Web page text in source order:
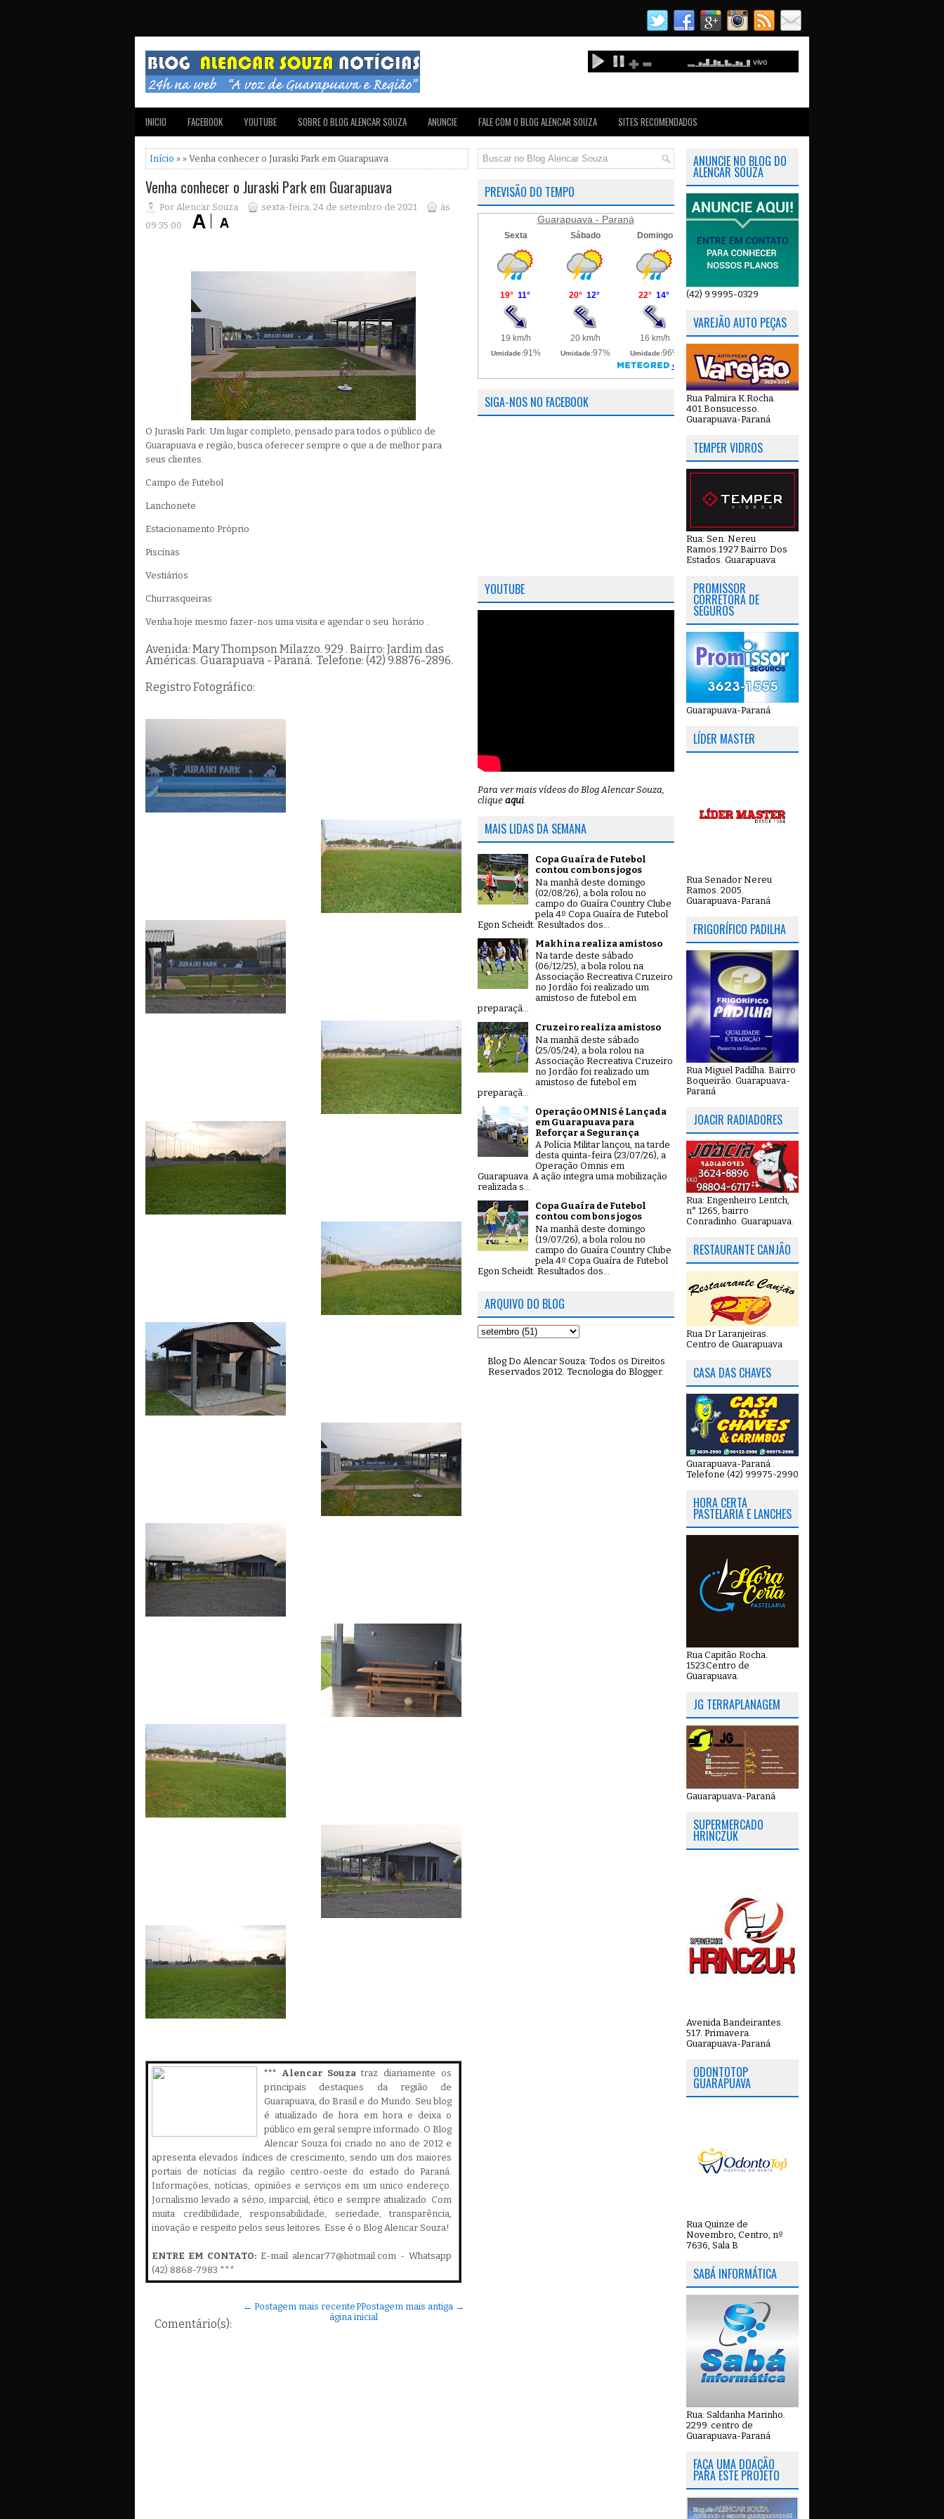
INICIO FACEBOOK YOUTUBE SOBRE O BLOG ALENCAR SOUZA ANUNCIE FALE COM O BLOG ALENCAR SOUZA SITES RECOMENDADOS
Início » » Venha conhecer o Juraski Park em Guarapuava
Venha conhecer o Juraski Park em Guarapuava
Por Alencar Souza sexta-feira, 24 de setembro de 2021
às
09:35:00
O Juraski Park: Um lugar completo, pensado para todos o público de
Guarapuava e região, busca oferecer sempre o que a de melhor para
seus clientes.
Campo de Futebol
Lanchonete
Estacionamento Próprio
Piscinas
Vestiários
Churrasqueiras
Venha hoje mesmo fazer-nos uma visita e agendar o seu horário .
Avenida: Mary Thompson Milazzo. 929 . Bairro: Jardim das
Américas. Guarapuava - Paraná. Telefone: (42) 9.8876-2896.
Registro Fotográfico:
*** Alencar Souza traz diariamente os
principais destaques da região de
Guarapuava, do Brasil e do Mundo. Seu blog
é atualizado de hora em hora e deixa o
público em geral sempre informado. O Blog
Alencar Souza foi criado no ano de 2012 e
apresenta elevados índices de crescimento, sendo um dos maiores
portais de notícias da região centro-oeste do estado do Paraná.
Informações, notícias, opiniões e serviços em um unico endereço.
Jornalismo levado a sério, imparcial, ético e sempre atualizado. Com
muita credibilidade, responsabilidade, seriedade, transparência,
inovação e respeito pelos seus leitores. Esse é o Blog Alencar Souza!
ENTRE EM CONTATO: E-mail alencar77@hotmail.com - Whatsapp
(42) 8868-7983 ***
Comentário(s):
← Postagem mais recente Postagem mais antiga →
P
ágina inicial
PREVISÃO DO TEMPO
Guarapuava - Paraná
SIGA-NOS NO FACEBOOK
YOUTUBE
Para ver mais vídeos do Blog Alencar Souza,
clique aqui.
MAIS LIDAS DA SEMANA
Copa Guaíra de Futebol
contou com bons jogos
Na manhã deste domingo
(02/08/26), a bola rolou no
campo do Guaíra Country Clube
pela 4º Copa Guaíra de Futebol
Egon Scheidt. Resultados dos...
Makhina realiza amistoso
Na tarde deste sábado
(06/12/25), a bola rolou na
Associação Recreativa Cruzeiro
no Jordão foi realizado um
amistoso de futebol em
preparaçã...
Cruzeiro realiza amistoso
Na manhã deste sábado
(25/05/24), a bola rolou na
Associação Recreativa Cruzeiro
no Jordão foi realizado um
amistoso de futebol em
preparaçã...
Operação OMNIS é Lançada
em Guarapuava para
Reforçar a Segurança
A Polícia Militar lançou, na tarde
desta quinta-feira (23/07/26), a
Operação Omnis em
Guarapuava. A ação integra uma mobilização
realizada s...
Copa Guaíra de Futebol
contou com bons jogos
Na manhã deste domingo
(19/07/26), a bola rolou no
campo do Guaíra Country Clube
pela 4º Copa Guaíra de Futebol
Egon Scheidt. Resultados dos...
ARQUIVO DO BLOG
Blog Do Alencar Souza: Todos os Direitos
Reservados 2012. Tecnologia do Blogger.
ANUNCIE NO BLOG DO
ALENCAR SOUZA
(42) 9.9995-0329
VAREJÃO AUTO PEÇAS
Rua Palmira K.Rocha.
401.Bonsucesso.
Guarapuava-Paraná
TEMPER VIDROS
Rua: Sen. Nereu
Ramos.1927.Bairro Dos
Estados. Guarapuava
PROMISSOR
CORRETORA DE
SEGUROS
Guarapuava-Paraná
LÍDER MASTER
Rua Senador Nereu
Ramos. 2005.
Guarapuava-Paraná
FRIGORÍFICO PADILHA
Rua Miguel Padilha. Bairro
Boqueirão. Guarapuava-
Paraná
JOACIR RADIADORES
Rua: Engenheiro Lentch,
n° 1265, bairro
Conradinho. Guarapuava.
RESTAURANTE CANJÃO
Rua Dr Laranjeiras.
Centro de Guarapuava
CASA DAS CHAVES
Guarapuava-Paraná .
Telefone (42) 99975-2990
HORA CERTA
PASTELARIA E LANCHES
Rua Capitão Rocha.
1523.Centro de
Guarapuava.
JG TERRAPLANAGEM
Gauarapuava-Paraná
SUPERMERCADO
HRINCZUK
Avenida Bandeirantes.
517. Primavera.
Guarapuava-Paraná
ODONTOTOP
GUARAPUAVA
Rua Quinze de
Novembro, Centro, nº
7636, Sala B
SABÁ INFORMÁTICA
Rua: Saldanha Marinho.
2299. centro de
Guarapuava-Paraná
FAÇA UMA DOAÇÃO
PARA ESTE PROJETO